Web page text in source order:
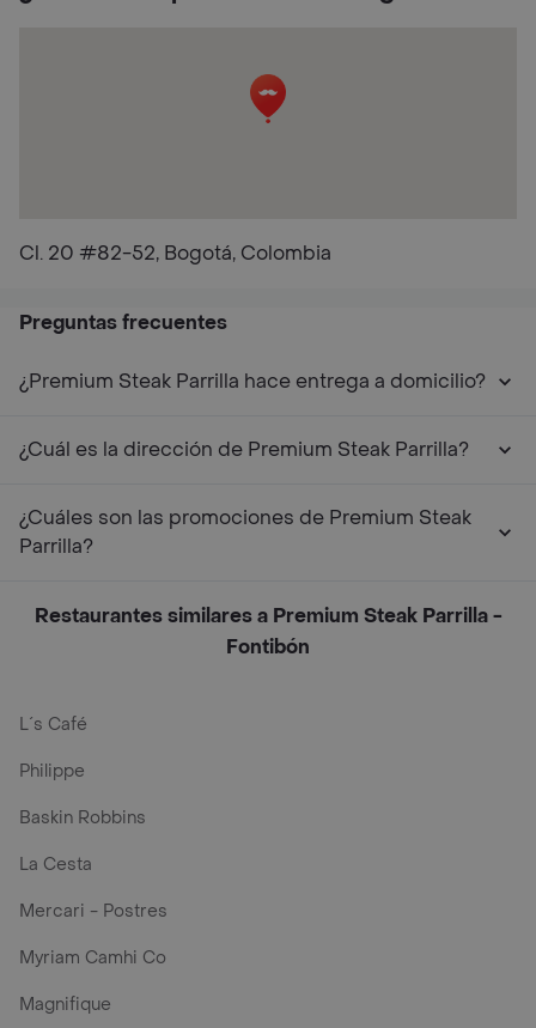
Cl. 20 #82-52, Bogotá, Colombia
Preguntas frecuentes
¿Premium Steak Parrilla hace entrega a domicilio?
¿Cuál es la dirección de Premium Steak Parrilla?
¿Cuáles son las promociones de Premium Steak
Parrilla?
Restaurantes similares a Premium Steak Parrilla -
Fontibón
L´s Café
Philippe
Baskin Robbins
La Cesta
Mercari - Postres
Myriam Camhi Co
Magnifique